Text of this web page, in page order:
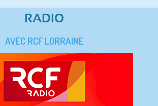
RADIO
AVEC RCF LORRAINE